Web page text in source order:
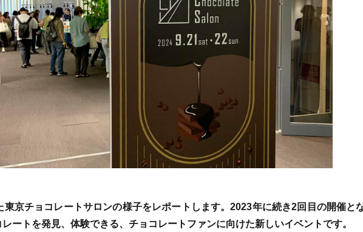
京チョコレートサロンの様子をレポートします。2023年に続き2回目の開催と
ートを発見、体験できる、チョコレートファンに向けた新しいイベントです。